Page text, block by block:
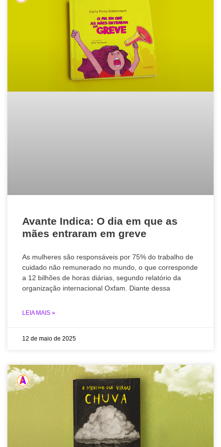
Avante Indica: O dia em que as
mães entraram em greve
As mulheres são responsáveis por 75% do trabalho de
cuidado não remunerado no mundo, o que corresponde
a 12 bilhões de horas diárias, segundo relatório da
organização internacional Oxfam. Diante dessa
LEIA MAIS »
12 de maio de 2025